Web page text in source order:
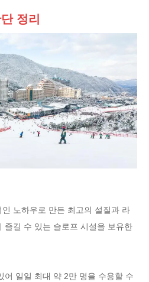
정리
노하우로 만든 최고의 설질과 라
즐길 수 있는 슬로프 시설을 보유한
어 일일 최대 약 2만 명을 수용할 수